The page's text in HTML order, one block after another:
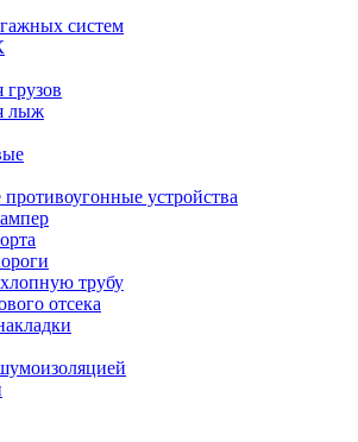
систем
грузов
лыж
устройства
трубу
отсека